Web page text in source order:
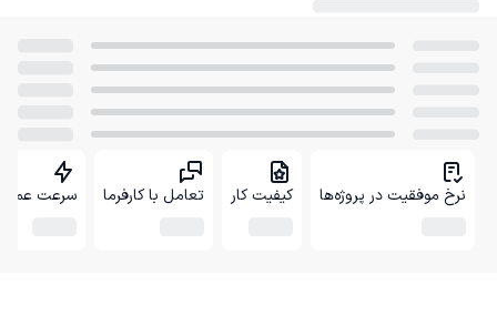
نرخ موفقیت در پروژه‌ها کیفیت کار تعامل با کارفرما سرعت عمل